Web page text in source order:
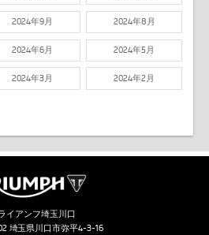
2024年9月 2024年8月
2024年6月 2024年5月
2024年3月 2024年2月
イアンフ埼玉川口
埼玉県川口市弥平4-3-16